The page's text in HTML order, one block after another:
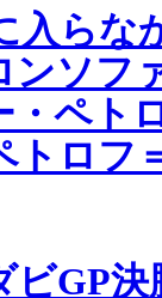
らな
ンソフ
・ペト
トロフ
ビGP決